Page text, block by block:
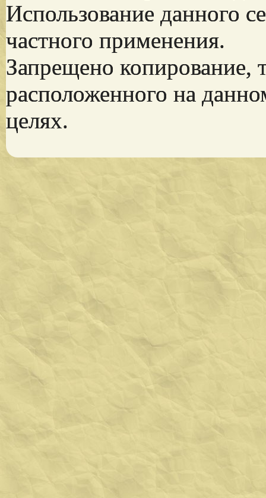
Использование данного
частного применения.
Запрещено копирование,
расположенного на
целях.